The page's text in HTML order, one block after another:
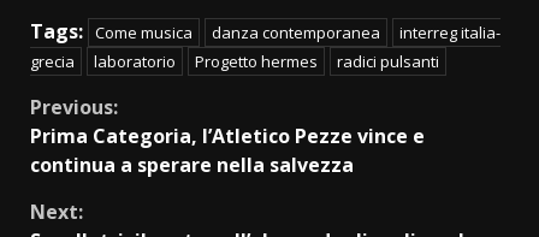
Tags: Come musica danza contemporanea
interreg italia-
grecia
laboratorio Progetto hermes radici pulsanti
Continue
Reading
Previous:
Prima Categoria, l’Atletico Pezze vince e
continua a sperare nella salvezza
Next: